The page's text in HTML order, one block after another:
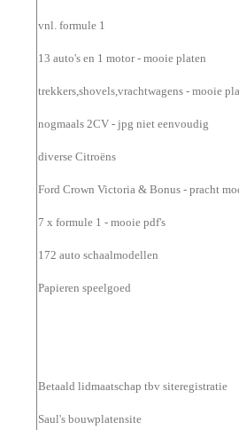
vnl. formule 1
13 auto's en 1 motor - mooie platen
trekkers,shovels,vrachtwagens - mooie
nogmaals 2CV - jpg niet eenvoudig
diverse Citroëns
Ford Crown Victoria & Bonus - pracht
7 x formule 1 - mooie pdf's
172 auto schaalmodellen
Papieren speelgoed
Betaald lidmaatschap tbv siteregistratie
Saul's bouwplatensite